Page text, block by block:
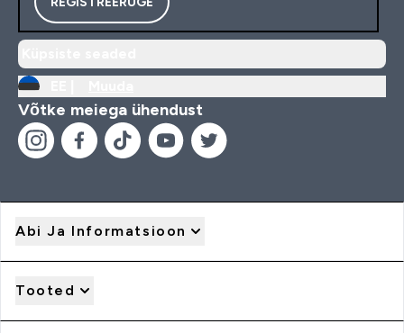
Võtke meiega ühendust
Abi Ja Informatsioon
Tooted